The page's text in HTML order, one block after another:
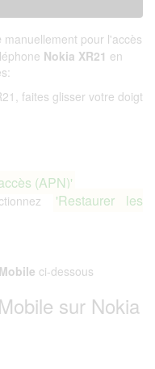
manuellement pour l'accès
Nokia XR21 en
faites glisser votre doigt
(APN)'
'Restaurer les
ci-dessous
sur Nokia